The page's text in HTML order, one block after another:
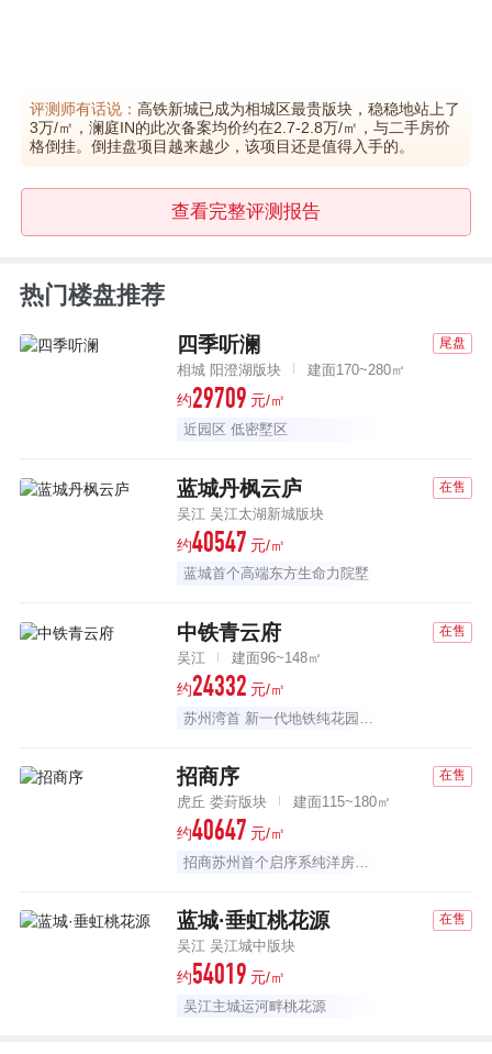
评测师有话说：高铁新城已成为相城区最贵版块，稳稳地站上了
3万/㎡，澜庭IN的此次备案均价约在2.7-2.8万/㎡，与二手房价
格倒挂。倒挂盘项目越来越少，该项目还是值得入手的。
查看完整评测报告
热门楼盘推荐
四季听澜 尾盘
相城 阳澄湖版块 建面170~280㎡
约29709 元/㎡
近园区 低密墅区
蓝城丹枫云庐 在售
吴江 吴江太湖新城版块
约40547 元/㎡
蓝城首个高端东方生命力院墅
中铁青云府 在售
吴江 建面96~148㎡
约24332 元/㎡
招商序 在售
虎丘 娄葑版块 建面115~180㎡
约40647 元/㎡
蓝城·垂虹桃花源 在售
吴江 吴江城中版块
约54019 元/㎡
吴江主城运河畔桃花源